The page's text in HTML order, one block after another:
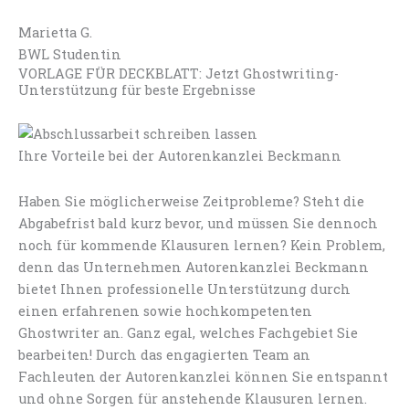
Marietta G.
BWL Studentin
VORLAGE FÜR DECKBLATT: Jetzt Ghostwriting-
Unterstützung für beste Ergebnisse
Ihre Vorteile bei der Autorenkanzlei Beckmann
Haben Sie möglicherweise Zeitprobleme? Steht die
Abgabefrist bald kurz bevor, und müssen Sie dennoch
noch für kommende Klausuren lernen? Kein Problem,
denn das Unternehmen Autorenkanzlei Beckmann
bietet Ihnen professionelle Unterstützung durch
einen erfahrenen sowie hochkompetenten
Ghostwriter an. Ganz egal, welches Fachgebiet Sie
bearbeiten! Durch das engagierten Team an
Fachleuten der Autorenkanzlei können Sie entspannt
und ohne Sorgen für anstehende Klausuren lernen.